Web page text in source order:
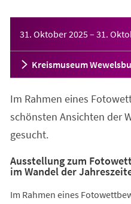
31. Oktober 2025– 31.
Kreismuseum
Im Rahmen eines
schönsten Ansichten der
gesucht.
Ausstellung zum
im Wandel der
Im Rahmen eines